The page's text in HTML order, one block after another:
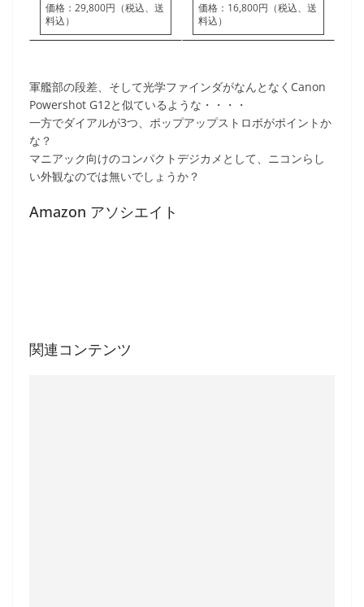
価格：29,800円（税込、送
料込）
価格：16,800円（税込、送
料込）
軍艦部の段差、そして光学ファインダがなんとなくCanon
Powershot G12と似ているような・・・・
一方でダイアルが3つ、ポップアップストロボがポイントか
な？
マニアック向けのコンパクトデジカメとして、ニコンらし
い外観なのでは無いでしょうか？
Amazon アソシエイト
関連コンテンツ